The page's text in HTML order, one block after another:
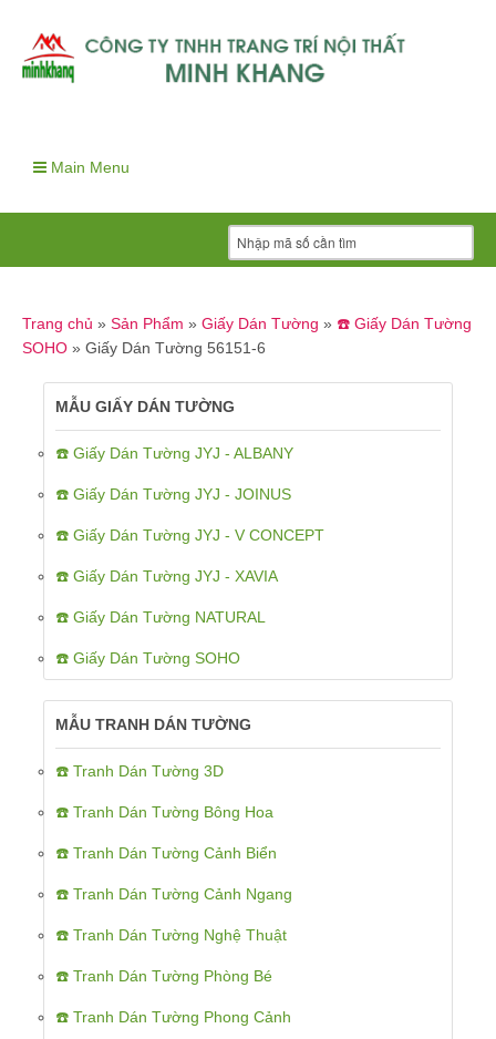
Main Menu
Trang chủ » Sản Phẩm » Giấy Dán Tường » ☎️ Giấy Dán Tường
SOHO » Giấy Dán Tường 56151-6
MẪU GIẤY DÁN TƯỜNG
☎️ Giấy Dán Tường JYJ - ALBANY
☎️ Giấy Dán Tường JYJ - JOINUS
☎️ Giấy Dán Tường JYJ - V CONCEPT
☎️ Giấy Dán Tường JYJ - XAVIA
☎️ Giấy Dán Tường NATURAL
☎️ Giấy Dán Tường SOHO
MẪU TRANH DÁN TƯỜNG
☎️ Tranh Dán Tường 3D
☎️ Tranh Dán Tường Bông Hoa
☎️ Tranh Dán Tường Cảnh Biển
☎️ Tranh Dán Tường Cảnh Ngang
☎️ Tranh Dán Tường Nghệ Thuật
☎️ Tranh Dán Tường Phòng Bé
☎️ Tranh Dán Tường Phong Cảnh